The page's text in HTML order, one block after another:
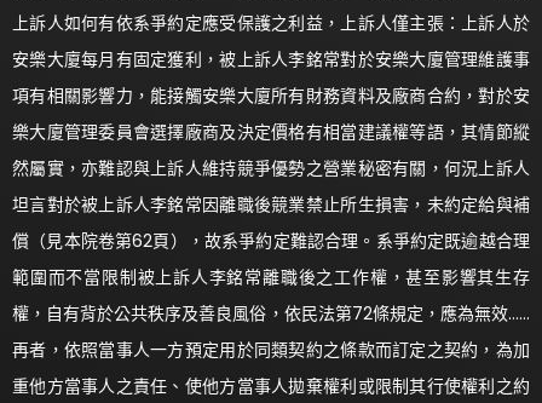
上訴人如何有依系爭約定應受保護之利益，上訴人僅主張：上訴人於
安樂大廈每月有固定獲利，被上訴人李銘常對於安樂大廈管理維護事
項有相關影響力，能接觸安樂大廈所有財務資料及廠商合約，對於安
樂大廈管理委員會選擇廠商及決定價格有相當建議權等語，其情節縱
然屬實，亦難認與上訴人維持競爭優勢之營業秘密有關，何況上訴人
坦言對於被上訴人李銘常因離職後競業禁止所生損害，未約定給與補
償（見本院卷第62頁），故系爭約定難認合理。系爭約定既逾越合理
範圍而不當限制被上訴人李銘常離職後之工作權，甚至影響其生存
權，自有背於公共秩序及善良風俗，依民法第72條規定，應為無效……
再者，依照當事人一方預定用於同類契約之條款而訂定之契約，為加
重他方當事人之責任、使他方當事人拋棄權利或限制其行使權利之約